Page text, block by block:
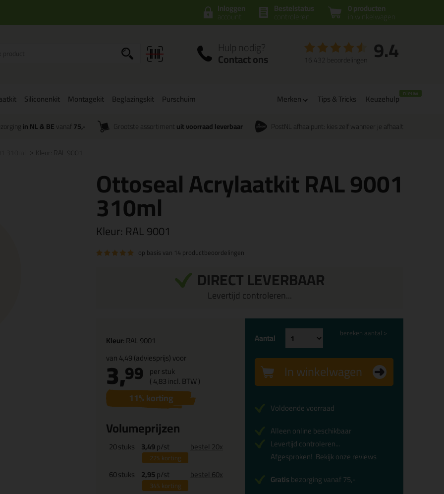
0 producten
in winkelwagen
Bestelstatus
controleren
Inloggen
account
Hulp nodig?
Contact ons 9.4
16.432 beoordelingen
Siliconenkit Montagekit Beglazingskit Purschuim Merken Tips & Tricks Keuzehulp
in NL & BEvanaf 75,- Grootste assortiment uit voorraad leverbaar PostNL afhaalpunt: kies zelf wanneer je afhaalt
Kleur: RAL 9001
Ottoseal Acrylaatkit RAL 9001
310ml
Kleur: RAL 9001
op basis van 14 productbeoordelingen
DIRECT LEVERBAAR
Levertijd controleren...
Kleur: RAL 9001
van4,49(adviesprijs) voor
3,99 per stuk
(4,83incl. BTW )
11% korting
Volumeprijzen
20stuks 3,49p/st
22%korting
bestel 20x
60stuks 2,95p/st
34%korting
bestel 60x
Aantal bereken aantal >
In winkelwagen
Voldoende voorraad
Alleen online beschikbaar
Levertijd controleren...
Afgesproken! Bekijk onze reviews
Gratisbezorging vanaf 75,-